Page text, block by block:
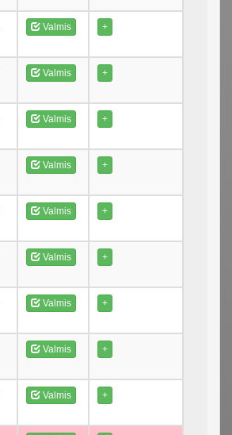
Valmis +
Valmis +
Valmis +
Valmis +
Valmis +
Valmis +
Valmis +
Valmis +
Valmis +